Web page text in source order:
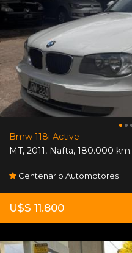
Bmw 118i Active
MT, 2011, Nafta, 180.000 km.
Centenario Automotores
U$S 11.800